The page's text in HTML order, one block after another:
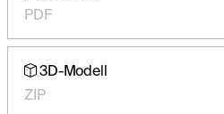
PDF
3D-Modell
ZIP